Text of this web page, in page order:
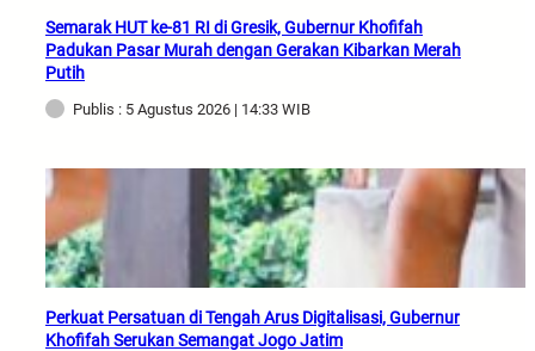
Semarak HUT ke-81 RI di Gresik, Gubernur Khofifah
Padukan Pasar Murah dengan Gerakan Kibarkan Merah
Putih
Publis : 5 Agustus 2026 | 14:33 WIB
Perkuat Persatuan di Tengah Arus Digitalisasi, Gubernur
Khofifah Serukan Semangat Jogo Jatim